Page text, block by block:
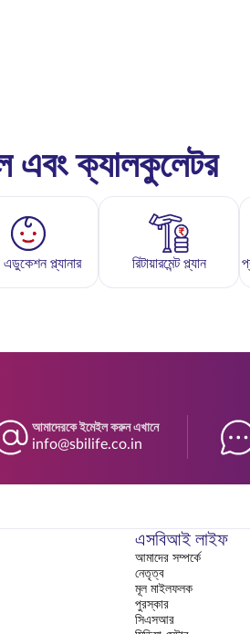
এবং ক্যালকুলেটর
এডুকেশন প্ল্যানার রিটায়ারমেন্ট প্ল্যান
আমাদেরকে ইমেইল করুন এখানে
info@sbilife.co.in
এসবিআই লাইফ
আমাদের সম্পর্কে
নেতৃত্ব
মূল মাইলফলক
পুরস্কার
সিএসআর